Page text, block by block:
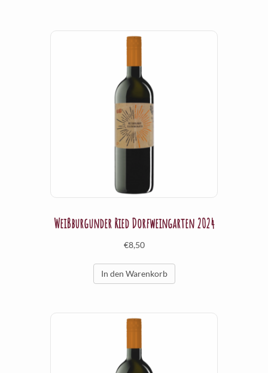
Weißburgunder Ried Dorfweingarten 2024
€8,50
In den Warenkorb